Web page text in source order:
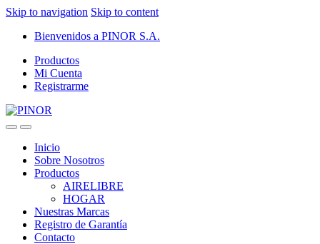
Skip to navigation Skip to content
Bienvenidos a PINOR S.A.
Productos
Mi Cuenta
Registrarme
Inicio
Sobre Nosotros
Productos
AIRELIBRE
HOGAR
Nuestras Marcas
Registro de Garantía
Contacto